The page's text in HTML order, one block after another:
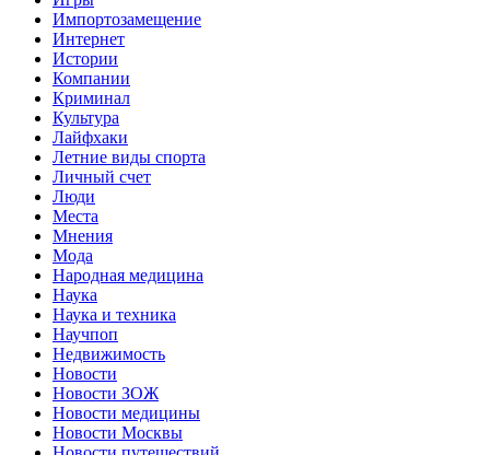
Импортозамещение
Интернет
Истории
Компании
Криминал
Культура
Лайфхаки
Летние виды спорта
Личный счет
Люди
Места
Мнения
Мода
Народная медицина
Наука
Наука и техника
Научпоп
Недвижимость
Новости
Новости ЗОЖ
Новости медицины
Новости Москвы